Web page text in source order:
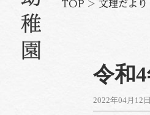
TOP > 文理だより
令和
2022年04月12日